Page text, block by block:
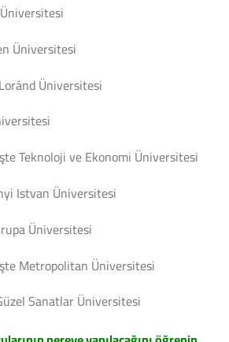
Üniversitesi
Üniversitesi
Teknoloji ve Ekonomi Üniversitesi
Istvan Üniversitesi
Üniversitesi
Metropolitan Üniversitesi
Sanatlar Üniversitesi